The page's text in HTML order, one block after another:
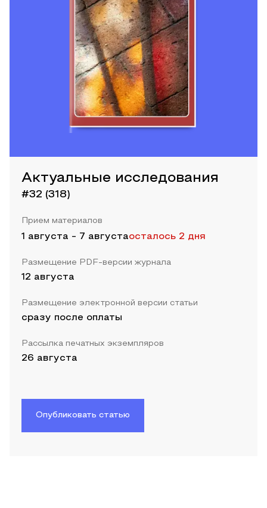
Актуальные исследования
#32 (318)
Прием материалов
1 августа - 7 августаосталось 2 дня
Размещение PDF-версии журнала
12 августа
Размещение электронной версии статьи
сразу после оплаты
Рассылка печатных экземпляров
26 августа
Опубликовать статью